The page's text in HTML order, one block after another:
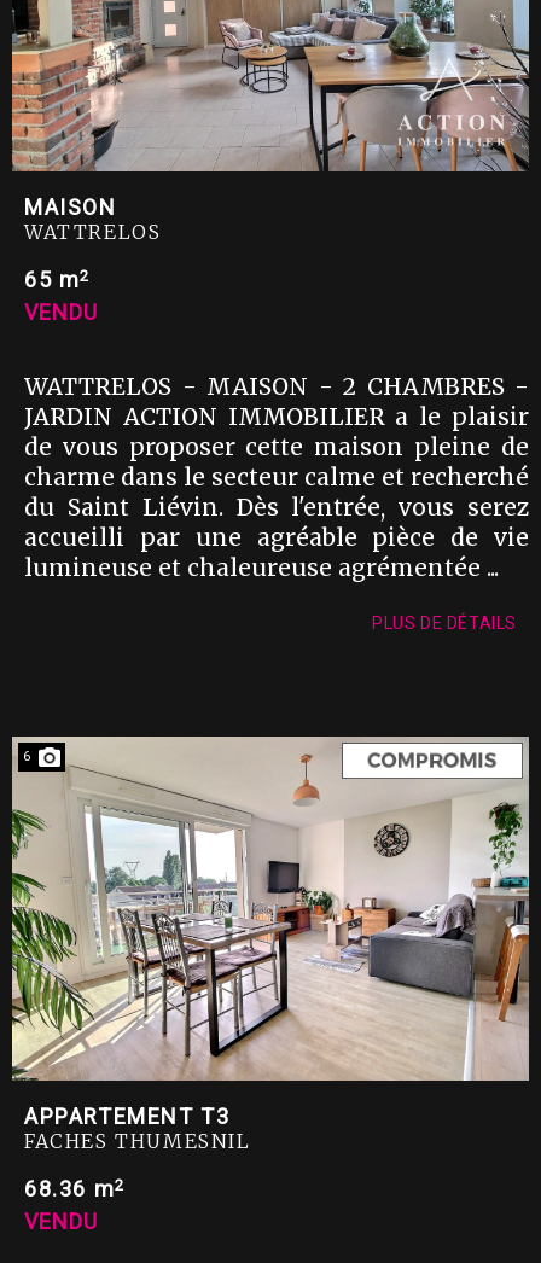
MAISON
WATTRELOS
65 m2
VENDU
WATTRELOS - MAISON - 2 CHAMBRES -
JARDIN ACTION IMMOBILIER a le plaisir
de vous proposer cette maison pleine de
charme dans le secteur calme et recherché
du Saint Liévin. Dès l'entrée, vous serez
accueilli par une agréable pièce de vie
lumineuse et chaleureuse agrémentée ...
PLUS DE DÉTAILS
6
APPARTEMENT T3
FACHES THUMESNIL
68.36 m2
VENDU